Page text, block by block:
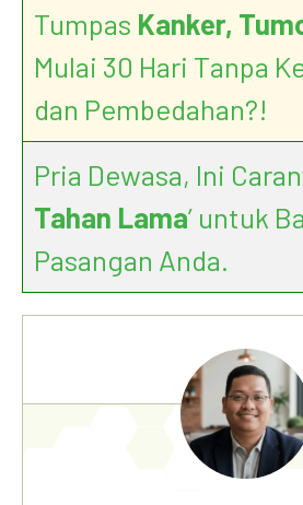
Tumpas Kanker,
Mulai 30 Hari Tanpa
dan Pembedahan?!
Pria Dewasa, Ini
Tahan Lama’ untuk
Pasangan Anda.